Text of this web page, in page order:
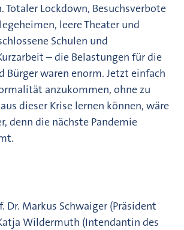
Totaler Lockdown, Besuchsverbote
leere Theater und
Schulen und
– die Belastungen für die
Bürger waren enorm. Jetzt einfach
anzukommen, ohne zu
dieser Krise lernen können, wäre
denn die nächste Pandemie
Dr. Markus Schwaiger (Präsident
Wildermuth (Intendantin des